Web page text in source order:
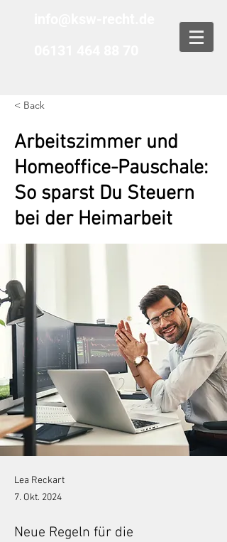
< Back
Arbeitszimmer und
Homeoffice-Pauschale:
So sparst Du Steuern
bei der Heimarbeit
Lea Reckart
7. Okt. 2024
Neue Regeln für die